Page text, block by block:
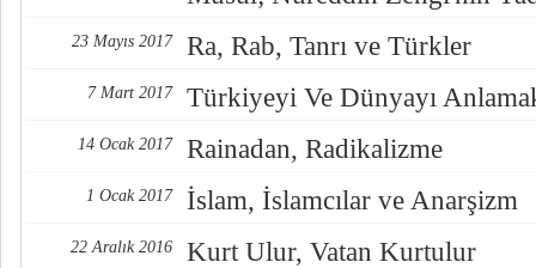
23 Mayıs 2017 Ra, Rab, Tanrı ve Türkler
7 Mart 2017 Türkiyeyi Ve Dünyayı
14 Ocak 2017 Rainadan, Radikalizme
1 Ocak 2017 İslam, İslamcılar ve Anarşizm
22 Aralık 2016 Kurt Ulur, Vatan Kurtulur